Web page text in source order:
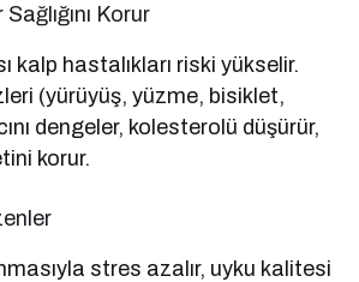
Korur
kalp hastalıkları riski yükselir.
(yürüyüş, yüzme, bisiklet,
dengeler, kolesterolü düşürür,
korur.
stres azalır, uyku kalitesi